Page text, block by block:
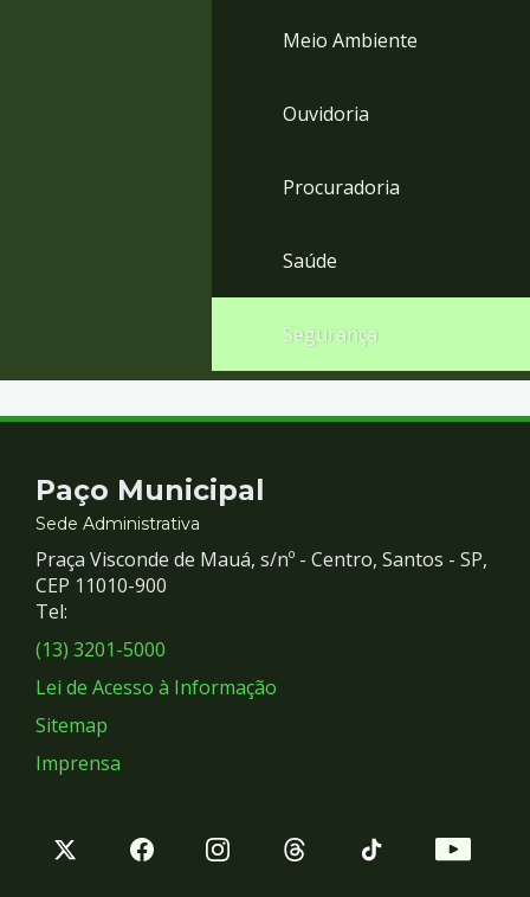
Meio Ambiente
Ouvidoria
Procuradoria
Saúde
Segurança
Contato
e
Redes
Sociais
Paço Municipal
Sede Administrativa
Praça Visconde de Mauá, s/nº - Centro, Santos - SP,
CEP 11010-900
Tel:
(13) 3201-5000
Lei de Acesso à Informação
Sitemap
Imprensa